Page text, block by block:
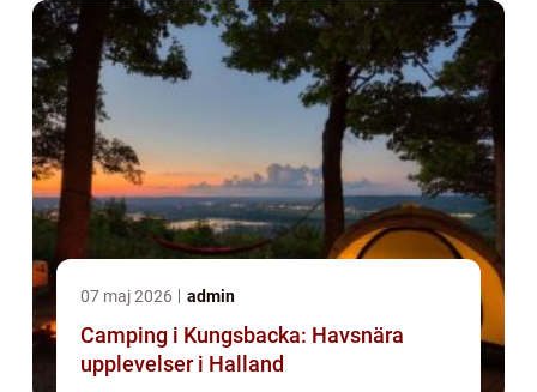
07 maj 2026 admin
Camping i Kungsbacka: Havsnära
upplevelser i Halland